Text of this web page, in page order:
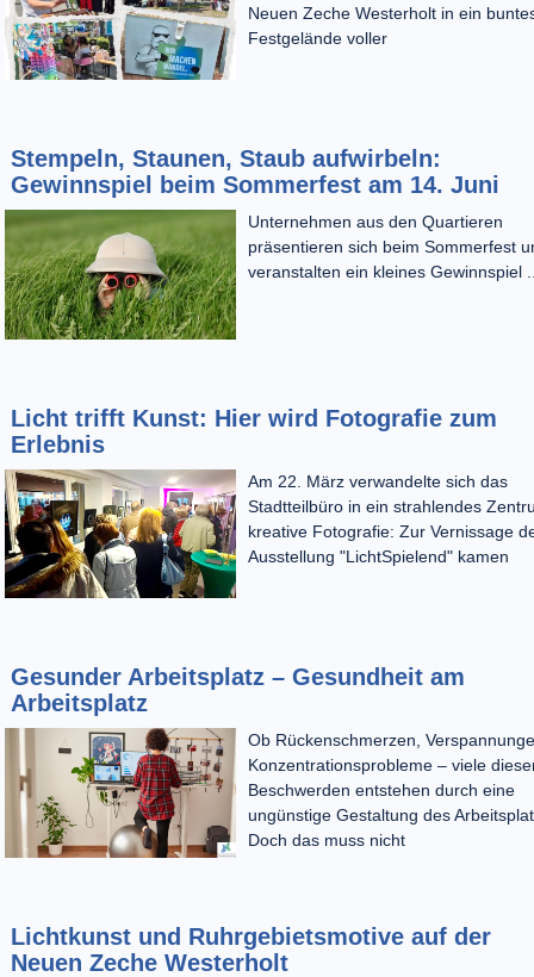
Neuen Zeche Westerholt in ein
Festgelände voller
Stempeln, Staunen, Staub aufwirbeln:
Gewinnspiel beim Sommerfest am 14. Juni
Unternehmen aus den Quartieren
präsentieren sich beim Sommerfest
veranstalten ein kleines Gewinnspiel
Licht trifft Kunst: Hier wird Fotografie zum
Erlebnis
Am 22. März verwandelte sich das
Stadtteilbüro in ein strahlendes
kreative Fotografie: Zur Vernissage
Ausstellung "LichtSpielend" kamen
Gesunder Arbeitsplatz – Gesundheit am
Arbeitsplatz
Ob Rückenschmerzen,
Konzentrationsprobleme – viele
Beschwerden entstehen durch eine
ungünstige Gestaltung des
Doch das muss nicht
Lichtkunst und Ruhrgebietsmotive auf der
Neuen Zeche Westerholt